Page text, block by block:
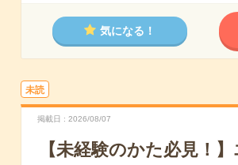
気になる！
未読
掲載日 2026/08/07
【未経験のかた必見！